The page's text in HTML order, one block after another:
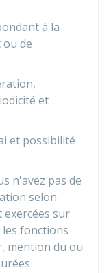
à la
de
et
et possibilité
n'avez pas de
selon
sur
fonctions
mention du ou